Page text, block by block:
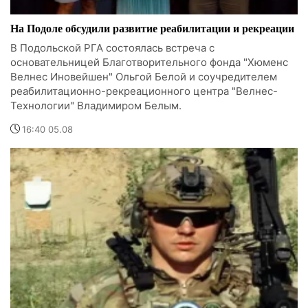
На Подоле обсудили развитие реабилитации и рекреации
В Подольской РГА состоялась встреча с
основательницей Благотворительного фонда "Хюменс
Велнес Иновейшен" Ольгой Белой и соучредителем
реабилитационно-рекреационного центра "Велнес-
Технологии" Владимиром Белым.
16:40 05.08